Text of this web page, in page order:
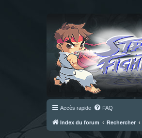
Accès rapide FAQ
Index du forum Rechercher